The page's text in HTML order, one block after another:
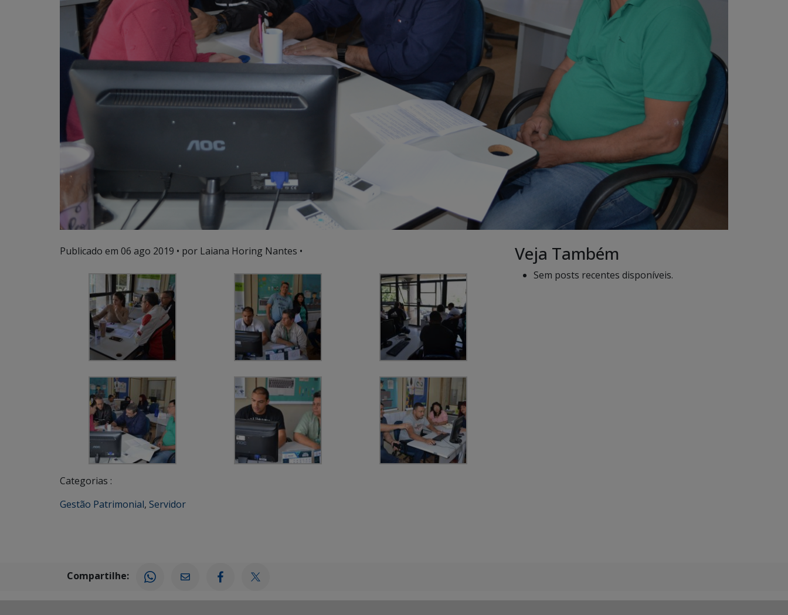
Publicado em 06 ago 2019 • por Laiana Horing Nantes •
Categorias :
Gestão Patrimonial, Servidor
Veja Também
Sem posts recentes disponíveis.
Compartilhe: